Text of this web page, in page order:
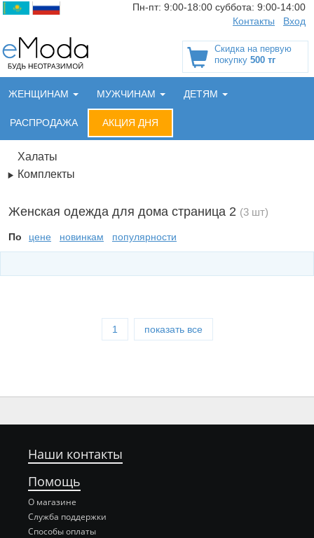
Пн-пт: 9:00-18:00 суббота: 9:00-14:00
Контакты
Вход
Скидка на первую
покупку 500 тг
ЖЕНЩИНАМ МУЖЧИНАМ ДЕТЯМ
РАСПРОДАЖА АКЦИЯ ДНЯ
Халаты
Комплекты
Женская одежда для дома страница 2 (3 шт)
По цене новинкам популярности
1 показать все
Наши контакты
Помощь
О магазине
Служба поддержки
Способы оплаты